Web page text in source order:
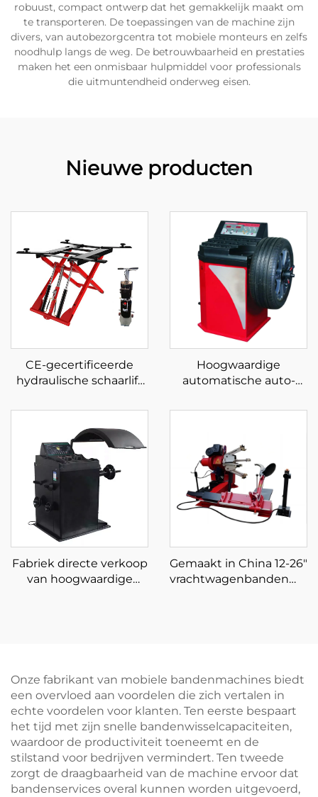
robuust, compact ontwerp dat het gemakkelijk maakt om
te transporteren. De toepassingen van de machine zijn
divers, van autobezorgcentra tot mobiele monteurs en zelfs
noodhulp langs de weg. De betrouwbaarheid en prestaties
maken het een onmisbaar hulpmiddel voor professionals
die uitmuntendheid onderweg eisen.
Nieuwe producten
CE-gecertificeerde
hydraulische schaarlift
Verplaatsbare
laagniveaulift
Hoogwaardige
automatische auto-
voor het balanceren van
Fabriek directe verkoop
van hoogwaardige
Gemaakt in China 12-26"
Onze fabrikant van mobiele bandenmachines biedt
een overvloed aan voordelen die zich vertalen in
echte voordelen voor klanten. Ten eerste bespaart
het tijd met zijn snelle bandenwisselcapaciteiten,
waardoor de productiviteit toeneemt en de
stilstand voor bedrijven vermindert. Ten tweede
zorgt de draagbaarheid van de machine ervoor dat
bandenservices overal kunnen worden uitgevoerd,